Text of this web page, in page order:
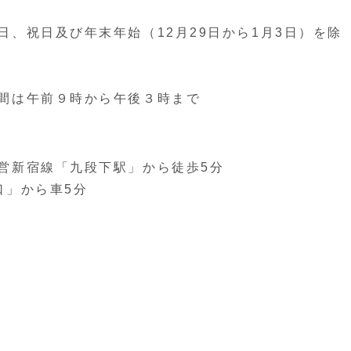
、祝日及び年末年始（12月29日から1月3日）を除
は午前９時から午後３時まで
新宿線「九段下駅」から徒歩5分
」から車5分